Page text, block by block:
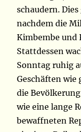
schaudern.
nachdem die
Kimbembe und
Stattdessen
Sonntag ruhig
Geschäften wie
die
wie eine lange
bewaffneten